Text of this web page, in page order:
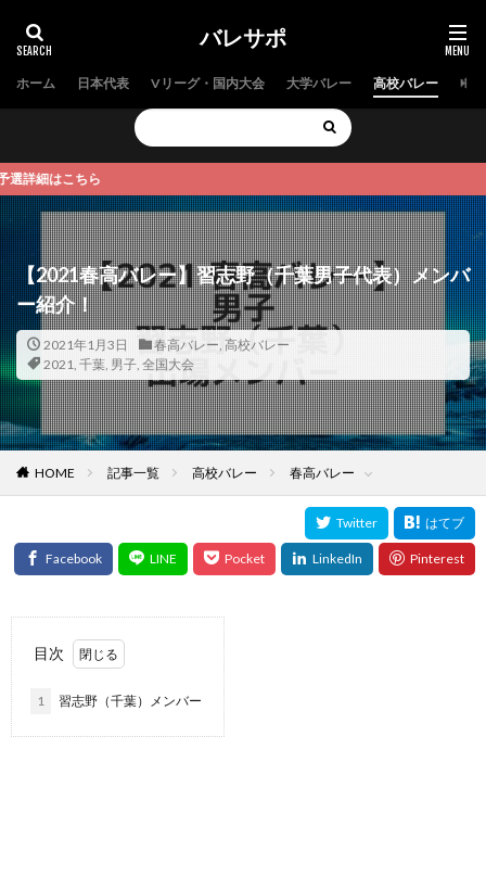
バレサポ
ホーム 日本代表 Vリーグ・国内大会 大学バレー 高校バレー 中
こちら
【2021春高バレー】習志野（千葉男子代表）メンバ
ー紹介！
2021年1月3日 春高バレー, 高校バレー
2021, 千葉, 男子, 全国大会
HOME 記事一覧 高校バレー 春高バレー
目次
1 習志野（千葉）メンバー